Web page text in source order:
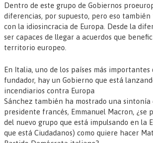
Dentro de este grupo de Gobiernos
diferencias, por supuesto, pero eso
con la idiosincracia de Europa. Desde la
ser capaces de llegar a acuerdos que
territorio europeo.
En Italia, uno de los países más importantes
fundador, hay un Gobierno que está
incendiarios contra Europa
Sánchez también ha mostrado una sintonía
presidente francés, Emmanuel Macron,
del nuevo grupo que está impulsando en la
que está Ciudadanos) como quiere hacer